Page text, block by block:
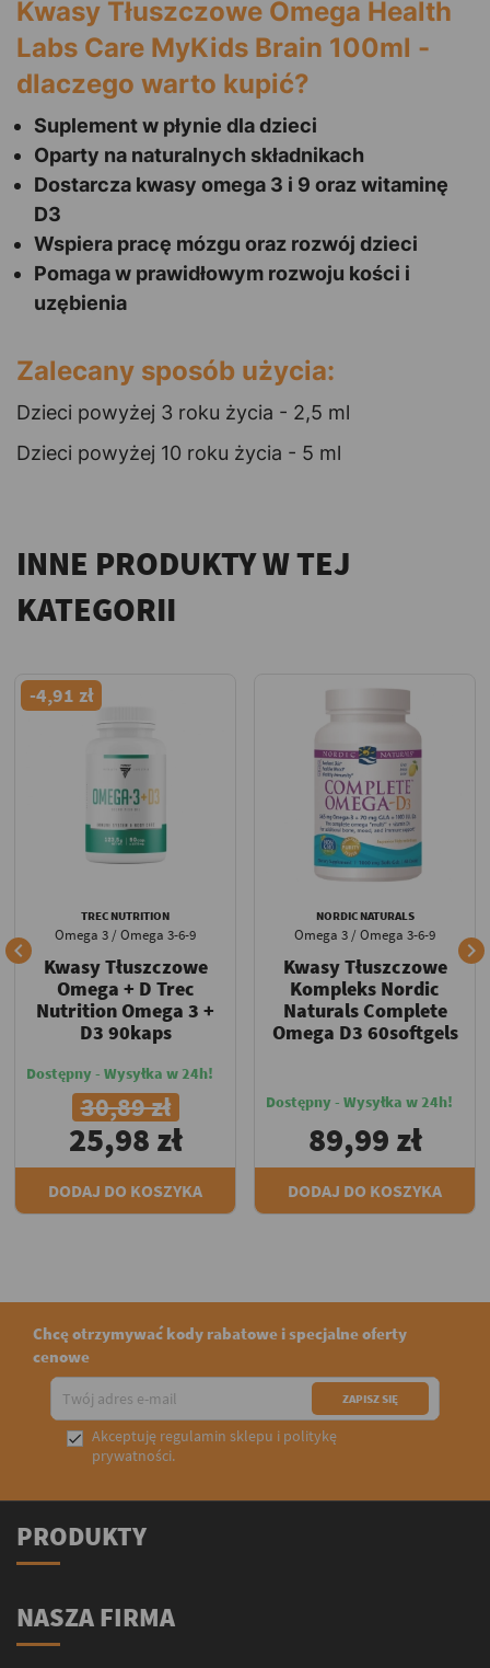
Kwasy Tłuszczowe Omega Health
Labs Care MyKids Brain 100ml -
dlaczego warto kupić?
Suplement w płynie dla dzieci
Oparty na naturalnych składnikach
Dostarcza kwasy omega 3 i 9 oraz witaminę
D3
Wspiera pracę mózgu oraz rozwój dzieci
Pomaga w prawidłowym rozwoju kości i
uzębienia
Zalecany sposób użycia:
Dzieci powyżej 3 roku życia - 2,5 ml
Dzieci powyżej 10 roku życia - 5 ml
INNE PRODUKTY W TEJ
KATEGORII

-4,91 zł
TREC NUTRITION
Omega 3 / Omega 3-6-9
Kwasy Tłuszczowe
Omega + D Trec
Nutrition Omega 3 +
D3 90kaps
Dostępny - Wysyłka w 24h!
30,89 zł
25,98 zł
DODAJ DO KOSZYKA
NORDIC NATURALS
Omega 3 / Omega 3-6-9
Kwasy Tłuszczowe
Kompleks Nordic
Naturals Complete
Omega D3 60softgels
Dostępny - Wysyłka w 24h!
89,99 zł
DODAJ DO KOSZYKA

Chcę otrzymywać kody rabatowe i specjalne oferty
cenowe
 Akceptuję regulamin sklepu i politykę
prywatności.
PRODUKTY
NASZA FIRMA